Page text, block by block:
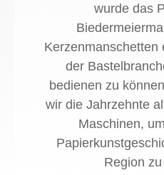
wurde das
Kerzenmanschetten
der
bedienen zu
wir die Jahrzehnte
Maschinen,
Region